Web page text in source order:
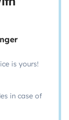
is yours!
in case of